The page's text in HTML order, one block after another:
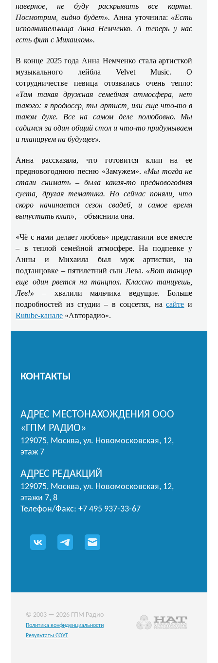
наверное, не буду раскрывать все карты.
Посмотрим, видно будет». Анна уточнила: «Есть
исполнительница Анна Немченко. А теперь у нас
есть фит с Михаилом».
В конце 2025 года Анна Немченко стала артисткой
музыкального лейбла Velvet Music. О
сотрудничестве певица отозвалась очень тепло:
«Там такая дружная семейная атмосфера, нет
такого: я продюсер, ты артист, или еще что-то в
таком духе. Все на самом деле полюбовно. Мы
садимся за один общий стол и что-то придумываем
и планируем на будущее».
Анна рассказала, что готовится клип на ее
предновогоднюю песню «Замужем». «Мы тогда не
стали снимать – была какая-то предновогодняя
суета, другая тематика. Но сейчас поняли, что
скоро начинается сезон свадеб, и самое время
выпустить клип», –объяснила она.
«Чё с нами делает любовь» представили все вместе
– в теплой семейной атмосфере. На подпевке у
Анны и Михаила был муж артистки, на
подтанцовке – пятилетний сын Лева. «Вот танцор
еще один рвется на танцпол. Классно танцуешь,
Лев!» – хвалили мальчика ведущие. Больше
подробностей из студии – в соцсетях, насайте и
Rutube-канале «Авторадио».
КОНТАКТЫ
АДРЕС МЕСТОНАХОЖДЕНИЯ ООО
«ГПМ РАДИО»
129075, Москва, ул. Новомосковская, 12,
этаж 7
АДРЕС РЕДАКЦИЙ
129075, Москва, ул. Новомосковская, 12,
этажи 7, 8
Телефон/Факс: +7 495 937-33-67
© 2003 — 2026 ГПМ Радио
Политика конфиденциальности
Результаты СОУТ